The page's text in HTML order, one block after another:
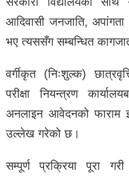
आदिवासी जनजाति, अपांगता
भए त्यससँग सम्बन्धित
वर्गीकृत (निःशुल्क)
परीक्षा नियन्त्रण
अनलाइन आवेदनको फाराम
उल्लेख गरेको छ।
सम्पूर्ण प्रक्रिया पूरा